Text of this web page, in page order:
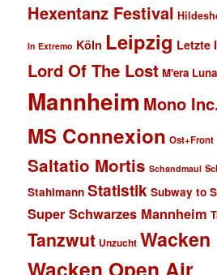
Hexentanz Festival
In Extremo Köln Leipzig Letzte
Lord Of The Lost M'era
Mannheim Mono
MS Connexion Ost+Front
Saltatio Mortis Schandmaul
Stahlmann Statistik Subway to
Super Schwarzes Mannheim
Tanzwut Unzucht Wacken